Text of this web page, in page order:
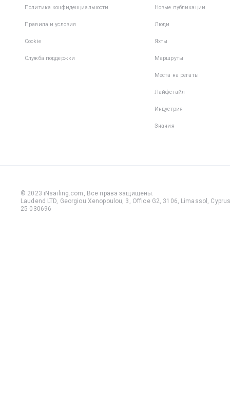
Политика конфиденциальности
Правила и условия
Cookie
Служба поддержки
Новые публикации
Люди
Яхты
Маршруты
Места на регаты
Лайфстайл
Индустрия
Знания
© 2023 iNsailing.com, Все права защищены.
Laudend LTD, Georgiou Xenopoulou, 3, Office G2, 3106, Limassol,
25 030696